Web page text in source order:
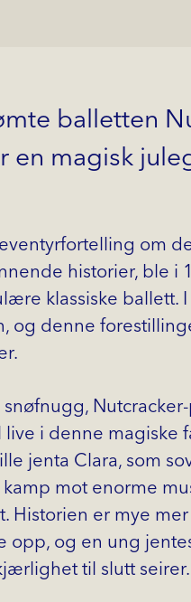
balletten
en magisk
om
historier, ble i
klassiske ballett.
og denne
snøfnugg,
live i denne magiske
jenta Clara, som
mot enorme
Historien er mye
opp, og en ung
til slutt seirer.